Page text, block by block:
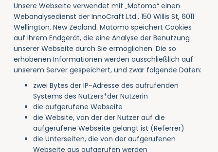
Unsere Webseite verwendet mit „Matomo“ einen
Webanalysedienst der InnoCraft Ltd., 150 Willis St, 6011
Wellington, New Zealand. Matomo speichert Cookies
auf Ihrem Endgerät, die eine Analyse der Benutzung
unserer Webseite durch Sie ermöglichen. Die so
erhobenen Informationen werden ausschließlich auf
unserem Server gespeichert, und zwar folgende Daten:
zwei Bytes der IP-Adresse des aufrufenden
Systems des Nutzers*der Nutzerin
die aufgerufene Webseite
die Website, von der der Nutzer auf die
aufgerufene Webseite gelangt ist (Referrer)
die Unterseiten, die von der aufgerufenen
Webseite aus aufgerufen werden